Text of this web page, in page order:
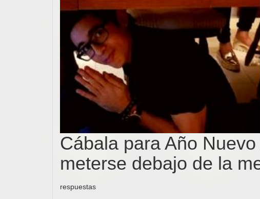
Cábala para Año
meterse debajo de la
respuestas